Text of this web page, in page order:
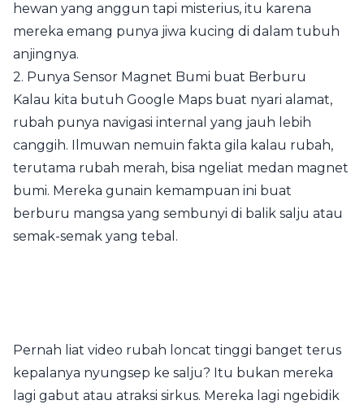
hewan yang anggun tapi misterius, itu karena
mereka emang punya jiwa kucing di dalam tubuh
anjingnya.
2. Punya Sensor Magnet Bumi buat Berburu
Kalau kita butuh Google Maps buat nyari alamat,
rubah punya navigasi internal yang jauh lebih
canggih. Ilmuwan nemuin fakta gila kalau rubah,
terutama rubah merah, bisa ngeliat medan magnet
bumi. Mereka gunain kemampuan ini buat
berburu mangsa yang sembunyi di balik salju atau
semak-semak yang tebal.
Pernah liat video rubah loncat tinggi banget terus
kepalanya nyungsep ke salju? Itu bukan mereka
lagi gabut atau atraksi sirkus. Mereka lagi ngebidik